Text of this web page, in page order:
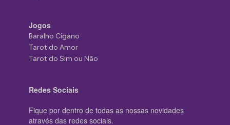
Jogos
Baralho Cigano
Tarot do Amor
Tarot do Sim ou Não
Redes Sociais
Fique por dentro de todas as nossas novidades
através das redes sociais.